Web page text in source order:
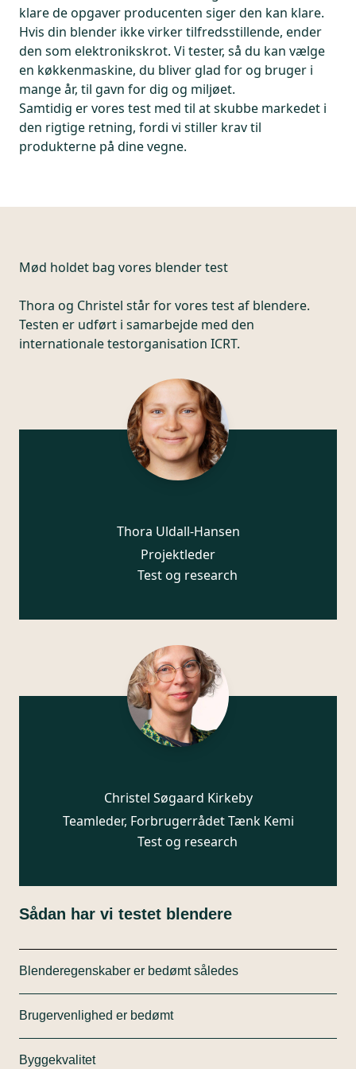
klare de opgaver producenten siger den kan klare.
Hvis din blender ikke virker tilfredsstillende, ender
den som elektronikskrot. Vi tester, så du kan vælge
en køkkenmaskine, du bliver glad for og bruger i
mange år, til gavn for dig og miljøet.
Samtidig er vores test med til at skubbe markedet i
den rigtige retning, fordi vi stiller krav til
produkterne på dine vegne.
Mød holdet bag vores blender test
Thora og Christel står for vores test af blendere.
Testen er udført i samarbejde med den
internationale testorganisation ICRT.
Thora Uldall-Hansen
Projektleder
Test og research
Christel Søgaard Kirkeby
Teamleder, Forbrugerrådet Tænk Kemi
Test og research
Sådan har vi testet blendere
Blenderegenskaber er bedømt således
hvor godt det er lykkedes blenderen at lave
smoothies, pandekagedej, babymos og knuse is.
Smoothies skal være blendet jævnt uden at efterlade
Brugervenlighed er bedømt
Byggekvalitet